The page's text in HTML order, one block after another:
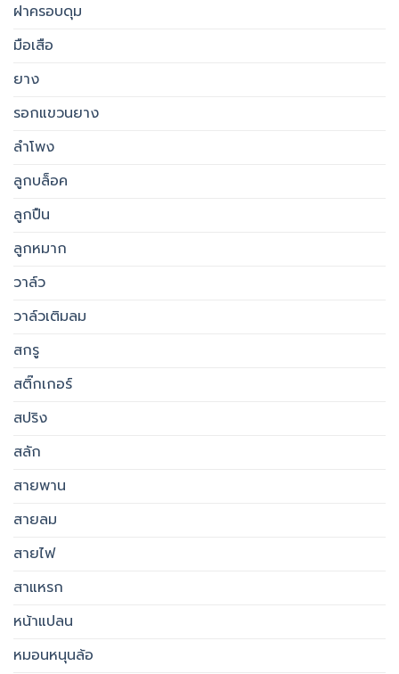
ฝาครอบดุม
มือเสือ
ยาง
รอกแขวนยาง
ลำโพง
ลูกบล็อค
ลูกปืน
ลูกหมาก
วาล์ว
วาล์วเติมลม
สกรู
สติ๊กเกอร์
สปริง
สลัก
สายพาน
สายลม
สายไฟ
สาแหรก
หน้าแปลน
หมอนหนุนล้อ